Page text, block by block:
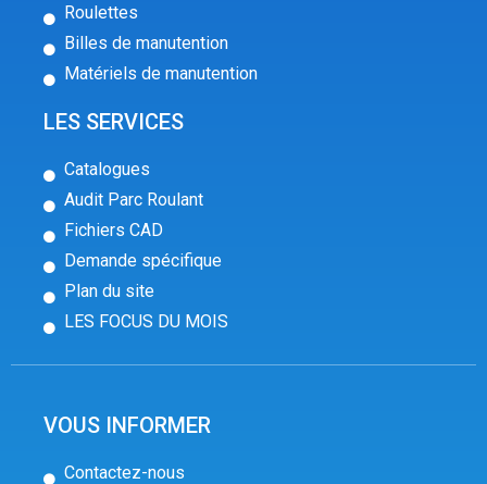
Roulettes
Billes de manutention
Matériels de manutention
LES SERVICES
Catalogues
Audit Parc Roulant
Fichiers CAD
Demande spécifique
Plan du site
LES FOCUS DU MOIS
VOUS INFORMER
Contactez-nous